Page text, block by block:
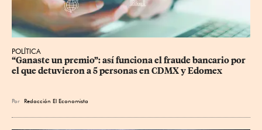
POLÍTICA
“Ganaste un premio”: así funciona el fraude bancario por
el que detuvieron a 5 personas en CDMX y Edomex
Por Redacción El Economista